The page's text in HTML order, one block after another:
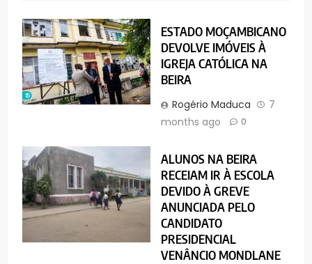
ESTADO MOÇAMBICANO
DEVOLVE IMÓVEIS À
IGREJA CATÓLICA NA
BEIRA
Rogério Maduca
7
months ago
0
ALUNOS NA BEIRA
RECEIAM IR À ESCOLA
DEVIDO À GREVE
ANUNCIADA PELO
CANDIDATO
PRESIDENCIAL
VENÂNCIO MONDLANE